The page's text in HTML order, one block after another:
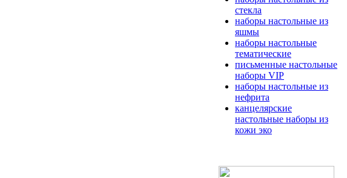
стекла
наборы настольные из
яшмы
наборы настольные
тематические
письменные настольные
наборы VIP
наборы настольные из
нефрита
канцелярские
настольные наборы из
кожи эко